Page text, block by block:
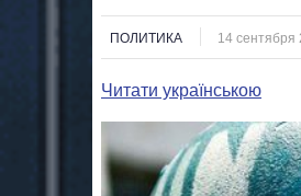
ПОЛИТИКА 14 сентября
Читати українською